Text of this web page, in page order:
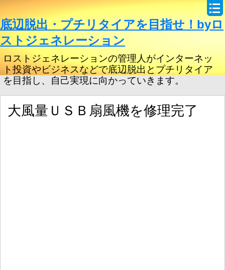
底辺脱出・プチリタイアを目指せ！byロ
ストジェネレーション
ロストジェネレーションの管理人がインターネッ
ト投資やビジネスなどで底辺脱出とプチリタイア
を目指し、自己実現に向かっていきます。
大風量ＵＳＢ扇風機を修理完了